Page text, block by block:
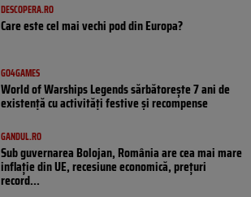
DESCOPERA.RO
Care este cel mai vechi pod din Europa?
GO4GAMES
World of Warships Legends sărbătorește 7 ani de
existență cu activități festive și recompense
GANDUL.RO
Sub guvernarea Bolojan, România are cea mai mare
inflație din UE, recesiune economică, prețuri
record...